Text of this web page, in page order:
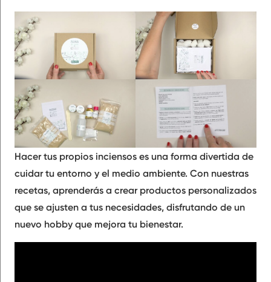
Hacer tus propios inciensos es una forma divertida de
cuidar tu entorno y el medio ambiente. Con nuestras
recetas, aprenderás a crear productos personalizados
que se ajusten a tus necesidades, disfrutando de un
nuevo hobby que mejora tu bienestar.